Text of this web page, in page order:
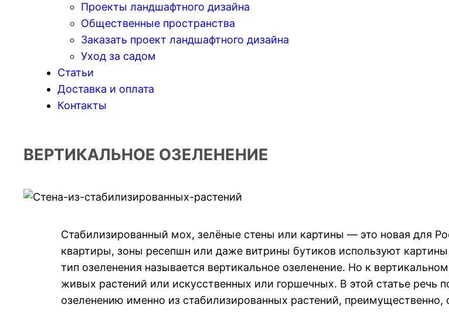
Проекты ландшафтного дизайна
Общественные пространства
Заказать проект ландшафтного дизайна
Уход за садом
Статьи
Доставка и оплата
Контакты
ВЕРТИКАЛЬНОЕ ОЗЕЛЕНЕНИЕ
Стабилизированный мох, зелёные стены или картины — это новая для
квартиры, зоны ресепшн или даже витрины бутиков используют
тип озеленения называется вертикальное озеленение. Но к
живых растений или искусственных или горшечных. В этой статье речь
озеленению именно из стабилизированных растений, преимущественно,